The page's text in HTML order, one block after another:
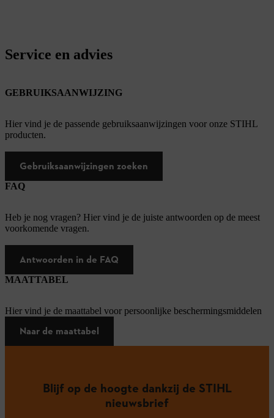
Service en advies
GEBRUIKSAANWIJZING
Hier vind je de passende gebruiksaanwijzingen voor onze STIHL
producten.
Gebruiksaanwijzingen zoeken
FAQ
Heb je nog vragen? Hier vind je de juiste antwoorden op de meest
voorkomende vragen.
Antwoorden in de FAQ
MAATTABEL
Hier vind je de maattabel voor persoonlijke beschermingsmiddelen
Naar de maattabel
Blijf op de hoogte dankzij de STIHL
nieuwsbrief